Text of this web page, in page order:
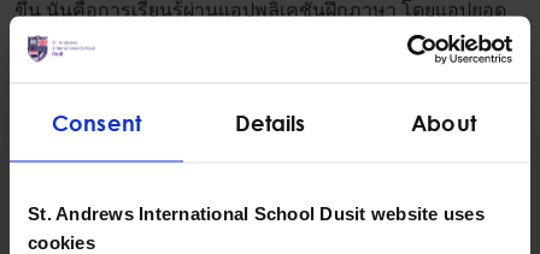
Consent Details About
St. Andrews International School Dusit website uses
cookies
ขึ้น นั่นคือการเรียนรู้ผ่านแอปพลิเคชันฝึกภาษา โดยแอปยอด
ฮิตก็คงหนีไม่พ้น Duolingo นกฮูกเขียวที่สามารถสอนทักษะ
ภาษาอังกฤษได้อย่างรอบด้าน ทั้งการพูด อ่าน และเขียน เมื่อ
คำศัพท์เก่าอยู่เสมอ ไม่ต้องกลัวว่าลูกจะหลงลืมเนื้อหาที่เคย